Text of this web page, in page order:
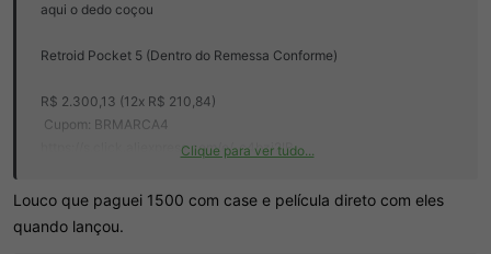
aqui o dedo coçou
Retroid Pocket 5 (Dentro do Remessa Conforme)
R$ 2.300,13 (12x R$ 210,84)
️ Cupom: BRMARCA4
https://s.click.aliexpress.com/e/_c4bzi2IB
✅ Impostos já inclusos no valor
Clique para ver tudo...
Louco que paguei 1500 com case e película direto com eles
quando lançou.